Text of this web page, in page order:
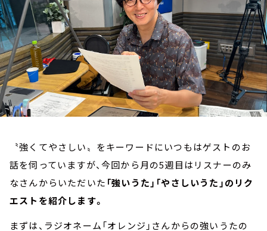
〝強くてやさしい〟をキーワードにいつもはゲストのお
話を伺っていますが、今回から月の5週目はリスナーのみ
なさんからいただいた 「強いうた」「やさしいうた」のリク
エストを紹介します。
まずは、ラジオネーム「オレンジ」さんからの強いうたの